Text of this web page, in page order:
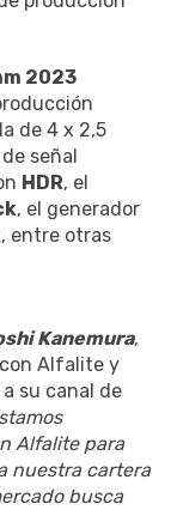
2023
de 4 x 2,5
señal
HDR, el
, el generador
, entre otras
Kanemura,
Alfalite y
su canal de
Alfalite para
nuestra cartera
busca